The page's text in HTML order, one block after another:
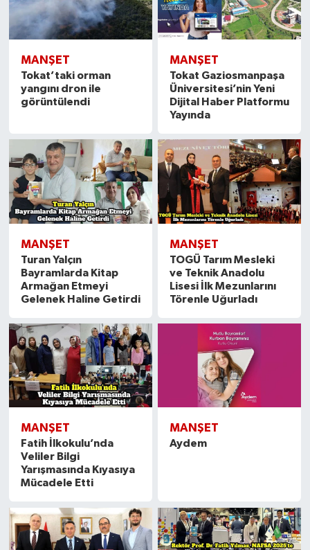
MANŞET
Tokat’taki orman
yangını dron ile
görüntülendi
MANŞET
Tokat Gaziosmanpaşa
Üniversitesi’nin Yeni
Dijital Haber Platformu
Yayında
MANŞET
Turan Yalçın
Bayramlarda Kitap
Armağan Etmeyi
Gelenek Haline Getirdi
MANŞET
TOGÜ Tarım Mesleki
ve Teknik Anadolu
Lisesi İlk Mezunlarını
Törenle Uğurladı
MANŞET
Fatih İlkokulu’nda
Veliler Bilgi
Yarışmasında Kıyasıya
Mücadele Etti
MANŞET
Aydem